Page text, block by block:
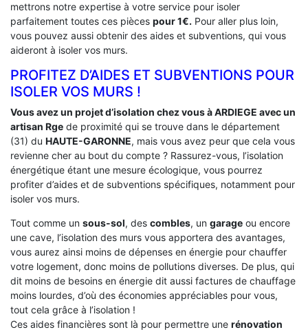
mettrons notre expertise à votre service pour isoler
parfaitement toutes ces pièces pour 1€. Pour aller plus loin,
vous pouvez aussi obtenir des aides et subventions, qui vous
aideront à isoler vos murs.
PROFITEZ D’AIDES ET SUBVENTIONS POUR
ISOLER VOS MURS !
Vous avez un projet d’isolation chez vous à ARDIEGE avec un
artisan Rge de proximité qui se trouve dans le département
(31) du HAUTE-GARONNE, mais vous avez peur que cela vous
revienne cher au bout du compte ? Rassurez-vous, l’isolation
énergétique étant une mesure écologique, vous pourrez
profiter d’aides et de subventions spécifiques, notamment pour
isoler vos murs.
Tout comme un sous-sol, des combles, un garage ou encore
une cave, l’isolation des murs vous apportera des avantages,
vous aurez ainsi moins de dépenses en énergie pour chauffer
votre logement, donc moins de pollutions diverses. De plus, qui
dit moins de besoins en énergie dit aussi factures de chauffage
moins lourdes, d’où des économies appréciables pour vous,
tout cela grâce à l’isolation !
Ces aides financières sont là pour permettre une rénovation